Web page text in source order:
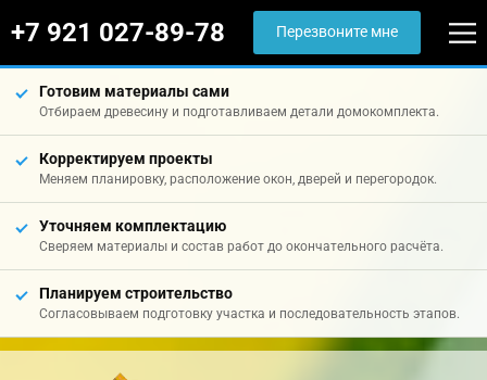
+7 921 027-89-78 Перезвоните мне
Готовим материалы сами
Отбираем древесину и подготавливаем детали домокомплекта.
Корректируем проекты
Меняем планировку, расположение окон, дверей и перегородок.
Уточняем комплектацию
Сверяем материалы и состав работ до окончательного расчёта.
Планируем строительство
Согласовываем подготовку участка и последовательность этапов.